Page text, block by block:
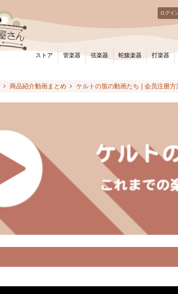
ログイ
ストア 管楽器 弦楽器 蛇腹楽器 打楽器
商品紹介動画まとめ ケルトの笛の動画たち | 会员注册方